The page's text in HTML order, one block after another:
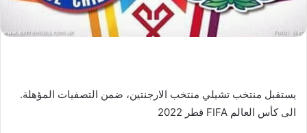
ك
ت
ي
ا
يستقبل منتخب تشيلي منتخب الارجنتين، ضمن التصفيات المؤهلة.
الى كأس العالم FIFA قطر 2022